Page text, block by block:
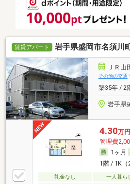
賃貸アパート 岩手県盛岡市名須川
ＪＲ
その他の交通
築35年 / 2
岩手県
4.30万円
管理費
1ヶ月
1階 / 1K（
礼金なし 一人暮ら